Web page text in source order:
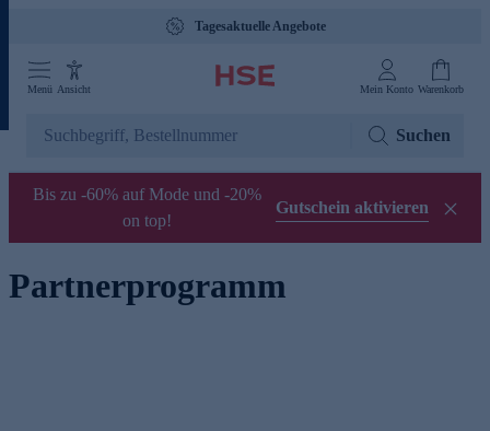
Tagesaktuelle Angebote
Menü Ansicht Mein Konto Warenkorb
Suchen
Bis zu -60% auf Mode und -20%
on top!
Gutschein aktivieren
Partnerprogramm